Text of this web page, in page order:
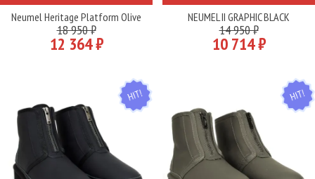
Neumel Heritage Platform Olive
18 950 ₽
12 364 ₽
NEUMEL II GRAPHIC BLACK
14 950 ₽
10 714 ₽
HIT HIT